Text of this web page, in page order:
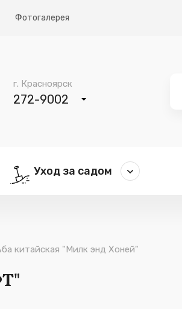
Фотогалерея
г. Красноярск
272-9002
Уход за садом
китайская "Милк энд Хоней"